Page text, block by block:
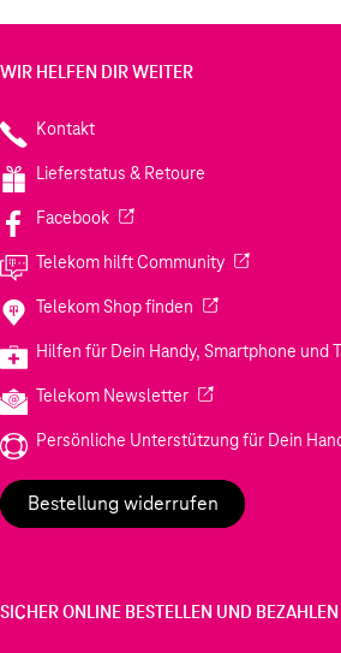
WIR HELFEN DIR WEITER
Kontakt
Lieferstatus & Retoure
Facebook(Wird in einem neuen Tab
Telekom hilft Community(Wird in einem
Telekom Shop finden (Wird in einem
Hilfen für Dein Handy, Smartphone und
Telekom Newsletter(Wird in einem
Persönliche Unterstützung für Dein
Bestellung widerrufen
SICHER ONLINE BESTELLEN UND BEZAHLEN